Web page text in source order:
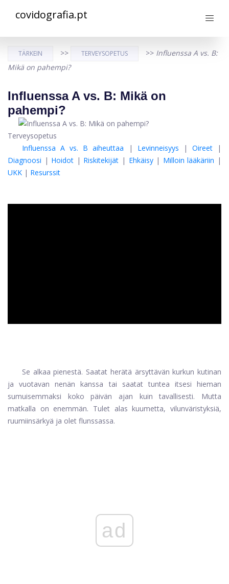
covidografia.pt
TÄRKEIN >> TERVEYSOPETUS >> Influenssa A vs. B:
Mikä on pahempi?
Influenssa A vs. B: Mikä on
pahempi?
Terveysopetus
Influenssa A vs. B aiheuttaa | Levinneisyys | Oireet|
Diagnoosi | Hoidot | Riskitekijät | Ehkäisy| Milloin lääkäriin |
UKK | Resurssit
Se alkaa pienestä. Saatat herätä ärsyttävän kurkun kutinan
ja vuotavan nenän kanssa tai saatat tuntea itsesi hieman
sumuisemmaksi koko päivän ajan kuin tavallisesti. Mutta
matkalla on enemmän. Tulet alas kuumetta, vilunväristyksiä,
ruumiinsärkyä ja olet flunssassa.
ad